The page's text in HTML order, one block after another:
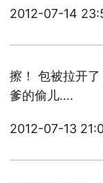
2012-07-14
擦！ 包被拉开
爹的偷儿….
2012-07-13